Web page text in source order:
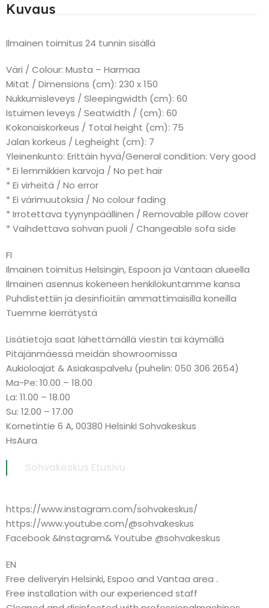
Kuvaus
Ilmainen toimitus 24 tunnin sisällä
Väri / Colour: Musta – Harmaa
Mitat / Dimensions (cm): 230 x 150
Nukkumisleveys / Sleepingwidth (cm): 60
Istuimen leveys / Seatwidth / (cm): 60
Kokonaiskorkeus / Total height (cm): 75
Jalan korkeus / Legheight (cm): 7
Yleinenkunto: Erittäin hyvä/General condition: Very good
* Ei lemmikkien karvoja / No pet hair
* Ei virheitä / No error
* Ei värimuutoksia / No colour fading
* Irrotettava tyynynpäällinen / Removable pillow cover
* Vaihdettava sohvan puoli / Changeable sofa side
FI
Ilmainen toimitus Helsingin, Espoon ja Vantaan alueella
Ilmainen asennus kokeneen henkilökuntamme kansa
Puhdistettiin ja desinfioitiin ammattimaisilla koneilla
Tuemme kierrätystä
Lisätietoja saat lähettämällä viestin tai käymällä
Pitäjänmäessä meidän showroomissa
Aukioloajat & Asiakaspalvelu (puhelin: 050 306 2654)
Ma-Pe: 10.00 – 18.00
La: 11.00 – 18.00
Su: 12.00 – 17.00
Kornetintie 6 A, 00380 Helsinki Sohvakeskus
HsAura
Sohvakeskus Etusivu
https://www.instagram.com/sohvakeskus/
https://www.youtube.com/@sohvakeskus
Facebook &Instagram& Youtube @sohvakeskus
EN
Free deliveryin Helsinki, Espoo and Vantaa area .
Free installation with our experienced staff